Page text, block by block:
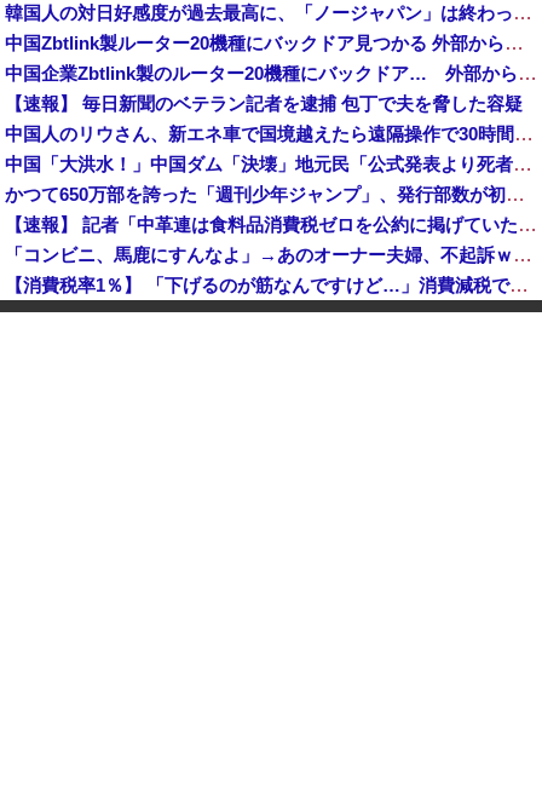
韓国人の対日好感度が過去最高に、「ノージャパン」は終わった？＝ネット「中国より100倍いい」
中国Zbtlink製ルーター20機種にバックドア見つかる 外部から完全制御のおそれ
中国企業Zbtlink製のルーター20機種にバックドア… 外部から完全制御のおそれ
【速報】 毎日新聞のベテラン記者を逮捕 包丁で夫を脅した容疑
中国人のリウさん、新エネ車で国境越えたら遠隔操作で30時間ロックされる！
中国「大洪水！」中国ダム「決壊」地元民「公式発表より死者多い！」中国政府「住民拘束！（安否不明」中国当局「救助隊動画も削除」台風13号「三峡ダム接近中」→
かつて650万部を誇った「週刊少年ジャンプ」、発行部数が初の100万部割れ
【速報】 記者「中革連は食料品消費税ゼロを公約に掲げていたが？」→階猛氏「そ、それは財源確保という条件付き」
「コンビニ、馬鹿にすんなよ」→あのオーナー夫婦、不起訴ｗｗｗｗｗｗｗｗｗ
【消費税率1％】 「下げるのが筋なんですけど…」消費減税で値下がりする分と同じだけ商品を値上げして店頭価格を変えない店も
中国「大洪水！」中国ダム「決壊」地元民「公式発表より死者多い！」中国政府「住民拘束！（安否不明」中国当局「救助隊動画も削除」台風13号「三峡ダム接近中」→